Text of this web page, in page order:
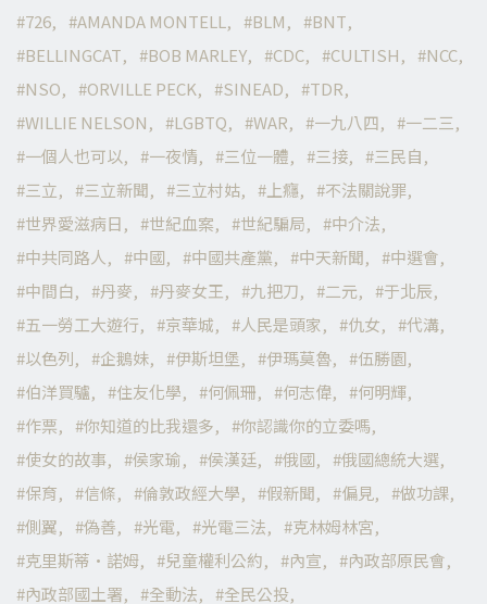
726
AMANDA MONTELL BLM
BNT
BELLINGCAT
BOB MARLEY CDC CULTISH
NCC
NSO
ORVILLE PECK SINEAD
TDR
WILLIE NELSON
LGBTQ WAR 一九八四
一二三
一個人也可以
一夜情 三位一體 三接
三民自
三立
三立新聞 三立村姑 上癮
不法關說罪
世界愛滋病日
世紀血案 世紀騙局
中介法
中共同路人
中國 中國共產黨 中天新聞
中選會
中間白
丹麥 丹麥女王 九把刀 二元
于北辰
五一勞工大遊行
京華城 人民是頭家 仇女
代溝
以色列
企鵝妹 伊斯坦堡 伊瑪莫魯
伍勝園
伯洋買驢
住友化學 何佩珊 何志偉
何明輝
作票
你知道的比我還多
你認識你的立委嗎
使女的故事
侯家瑜 侯漢廷 俄國
俄國總統大選
保育
信條 倫敦政經大學 假新聞 偏見
做功課
側翼
偽善 光電 光電三法
克林姆林宮
克里斯蒂·諾姆
兒童權利公約 內宣
內政部原民會
內政部國土署
全動法
全民公投